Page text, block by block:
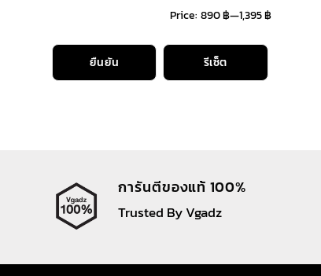
Price: 890 ฿—1,395 ฿
ยืนยัน รีเซ็ต
การันตีของแท้ 100%
Trusted By Vgadz